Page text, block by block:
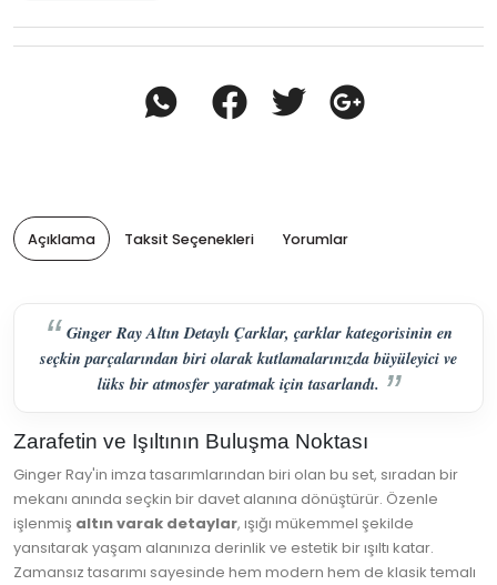
Açıklama Taksit Seçenekleri Yorumlar
Ginger Ray Altın Detaylı Çarklar, çarklar kategorisinin en
seçkin parçalarından biri olarak kutlamalarınızda büyüleyici ve
lüks bir atmosfer yaratmak için tasarlandı.
Zarafetin ve Işıltının Buluşma Noktası
Ginger Ray'in imza tasarımlarından biri olan bu set, sıradan bir
mekanı anında seçkin bir davet alanına dönüştürür. Özenle
işlenmiş altın varak detaylar, ışığı mükemmel şekilde
yansıtarak yaşam alanınıza derinlik ve estetik bir ışıltı katar.
Zamansız tasarımı sayesinde hem modern hem de klasik temalı